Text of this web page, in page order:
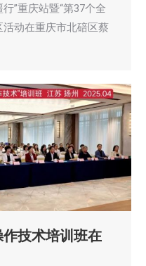
”重庆站暨“第37个全
活动在重庆市北碚区蔡
技术培训班在